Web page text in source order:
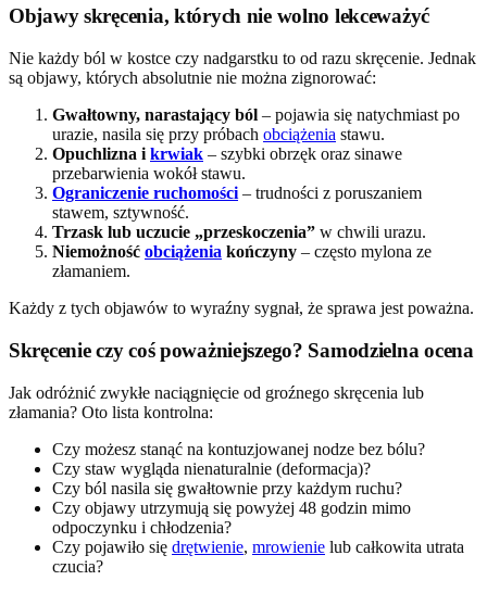
Objawy skręcenia, których nie wolno lekceważyć
Nie każdy ból w kostce czy nadgarstku to od razu skręcenie. Jednak
są objawy, których absolutnie nie można zignorować:
Gwałtowny, narastający ból – pojawia się natychmiast po
urazie, nasila się przy próbach obciążenia stawu.
Opuchlizna i krwiak – szybki obrzęk oraz sinawe
przebarwienia wokół stawu.
Ograniczenie ruchomości – trudności z poruszaniem
stawem, sztywność.
Trzask lub uczucie „przeskoczenia” w chwili urazu.
Niemożność obciążenia kończyny – często mylona ze
złamaniem.
Każdy z tych objawów to wyraźny sygnał, że sprawa jest poważna.
Skręcenie czy coś poważniejszego? Samodzielna ocena
Jak odróżnić zwykłe naciągnięcie od groźnego skręcenia lub
złamania? Oto lista kontrolna:
Czy możesz stanąć na kontuzjowanej nodze bez bólu?
Czy staw wygląda nienaturalnie (deformacja)?
Czy ból nasila się gwałtownie przy każdym ruchu?
Czy objawy utrzymują się powyżej 48 godzin mimo
odpoczynku i chłodzenia?
Czy pojawiło się drętwienie, mrowienie lub całkowita utrata
czucia?